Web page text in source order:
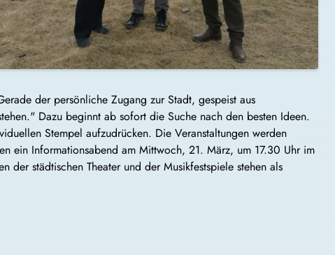
der persönliche Zugang zur Stadt, gespeist aus
Dazu beginnt ab sofort die Suche nach den besten Ideen.
Stempel aufzudrücken. Die Veranstaltungen werden
ein Informationsabend am Mittwoch, 21. März, um 17.30 Uhr im
der städtischen Theater und der Musikfestspiele stehen als